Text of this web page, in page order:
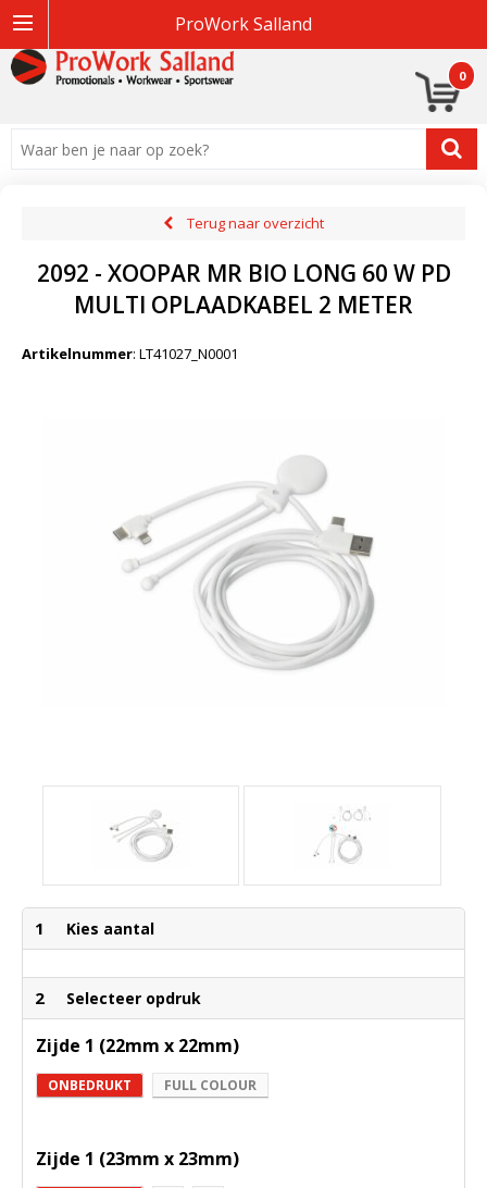
ProWork Salland
0
Terug naar overzicht
2092 - XOOPAR MR BIO LONG 60 W PD
MULTI OPLAADKABEL 2 METER
Artikelnummer: LT41027_N0001
1 Kies aantal
2 Selecteer opdruk
Zijde 1 (22mm x 22mm)
ONBEDRUKT FULL COLOUR
Zijde 1 (23mm x 23mm)